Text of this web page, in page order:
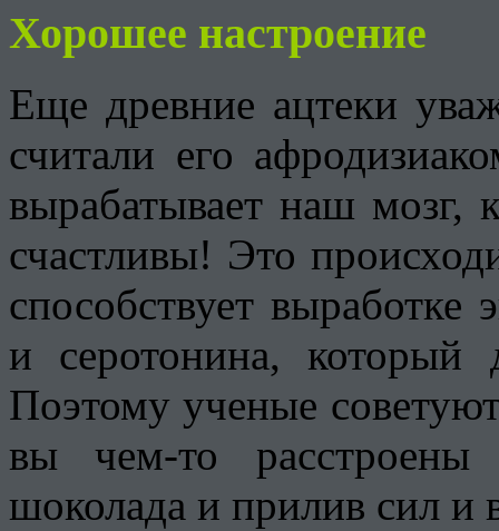
Хорошее настроение
Еще древние ацтеки
считали его
вырабатывает наш мозг,
счастливы! Это
способствует
и серотонина, который
Поэтому ученые
вы чем-то расстроены
шоколада и прилив сил и